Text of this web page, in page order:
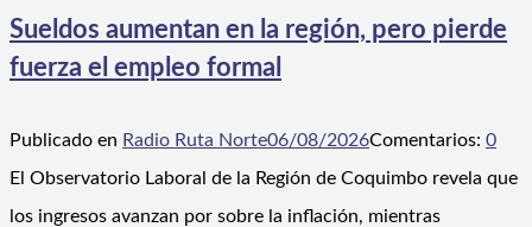
Sueldos aumentan en la región, pero pierde
fuerza el empleo formal
Publicado en Radio Ruta Norte06/08/2026Comentarios: 0
El Observatorio Laboral de la Región de Coquimbo revela que
los ingresos avanzan por sobre la inflación, mientras